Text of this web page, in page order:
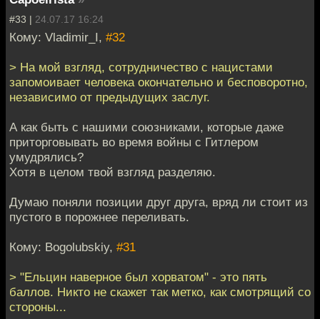
#33 | 24.07.17 16:24
Кому: Vladimir_I, #32
> На мой взгляд, сотрудничество с нацистами
запомоивает человека окончательно и бесповоротно,
независимо от предыдущих заслуг.
А как быть с нашими союзниками, которые даже
приторговывать во время войны с Гитлером
умудрялись?
Хотя в целом твой взгляд разделяю.
Думаю поняли позиции друг друга, вряд ли стоит из
пустого в порожнее переливать.
Кому: Bogolubskiy, #31
> "Ельцин наверное был хорватом" - это пять
баллов. Никто не скажет так метко, как смотрящий со
стороны...